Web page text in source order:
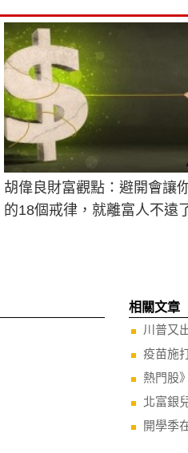
胡偉良財富觀點：避開會讓
的18個戒律，就離富人不遠
相關文章
川普又
疫苗施
熱門股
北富銀
開學季